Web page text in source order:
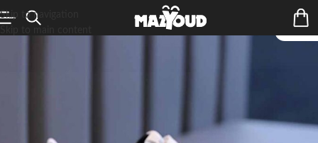
Skip to navigation